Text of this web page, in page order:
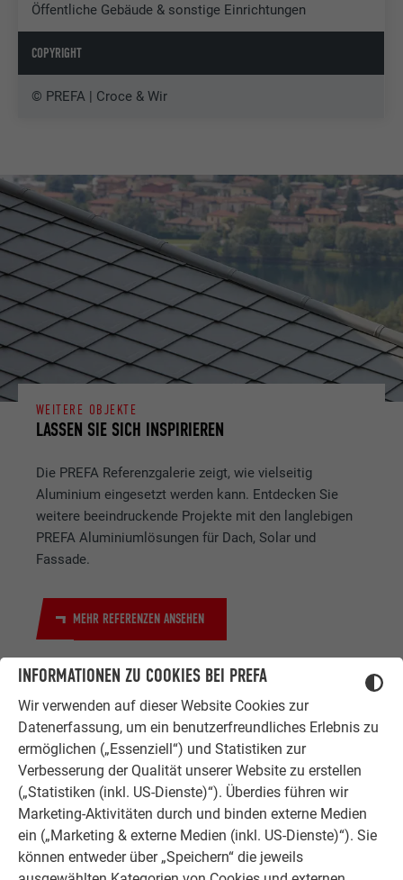
INFORMATIONEN ZU COOKIES BEI PREFA
Wir verwenden auf dieser Website Cookies zur
Datenerfassung, um ein benutzerfreundliches Erlebnis zu
ermöglichen („Essenziell“) und Statistiken zur
Verbesserung der Qualität unserer Website zu erstellen
(„Statistiken (inkl. US-Dienste)“). Überdies führen wir
Marketing-Aktivitäten durch und binden externe Medien
ein („Marketing & externe Medien (inkl. US-Dienste)“). Sie
können entweder über „Speichern“ die jeweils
Öffentliche Gebäude & sonstige Einrichtungen
COPYRIGHT
© PREFA | Croce & Wir
LASSEN SIE SICH INSPIRIEREN
WEITERE OBJEKTE
Die PREFA Referenzgalerie zeigt, wie vielseitig
Aluminium eingesetzt werden kann. Entdecken Sie
weitere beeindruckende Projekte mit den langlebigen
PREFA Aluminiumlösungen für Dach, Solar und
Fassade.
MEHR REFERENZEN ANSEHEN
ERFAHRUNGSBERICHTE
ZUFRIEDENE KUNDEN
Ob Bauherr, Sanierer, Verarbeiter oder
Architekt - die Zufriedenheit all